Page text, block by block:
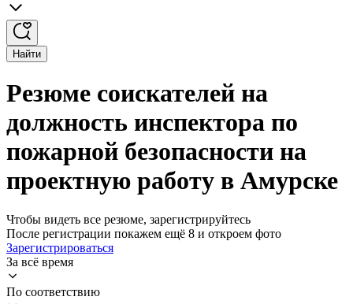
Найти
Резюме соискателей на
должность инспектора по
пожарной безопасности на
проектную работу в Амурске
Чтобы видеть все резюме, зарегистрируйтесь
После регистрации покажем ещё 8 и откроем фото
Зарегистрироваться
За всё время
По соответствию